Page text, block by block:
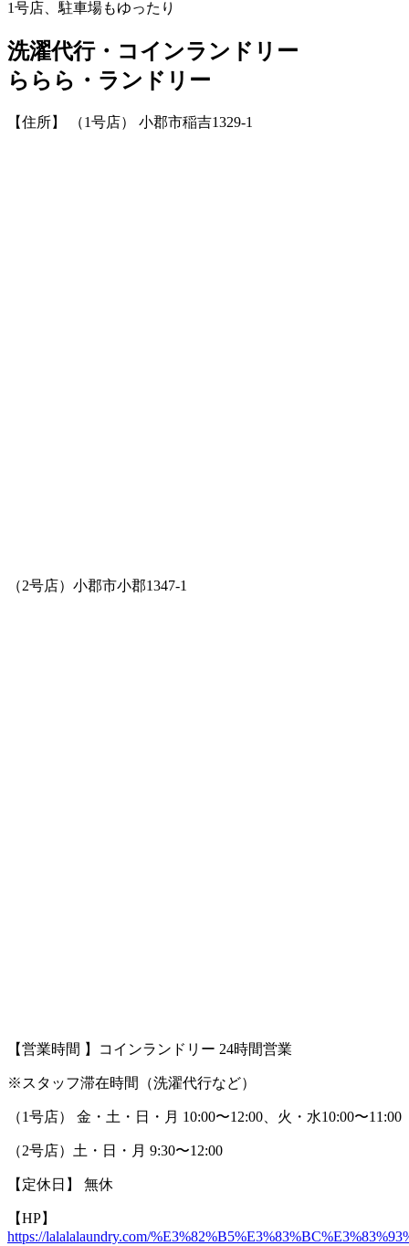
1号店、駐車場もゆったり
洗濯代行・コインランドリー
ららら・ランドリー
【住所】 （1号店） 小郡市稲吉1329-1
（2号店）小郡市小郡1347-1
【営業時間 】コインランドリー 24時間営業
※スタッフ滞在時間（洗濯代行など）
（1号店） 金・土・日・月 10:00〜12:00、火・水10:00〜11:00
（2号店）土・日・月 9:30〜12:00
【定休日】 無休
【HP】
https://lalalalaundry.com/